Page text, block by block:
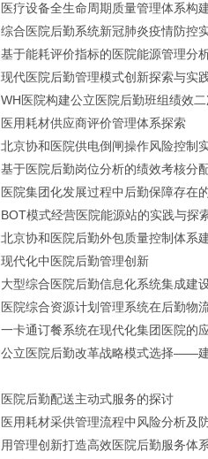
医疗设备全生命周期质量管理体系构
综合医院后勤系统新冠肺炎疫情防控
基于能耗评价指标的医院能源管理分
现代医院后勤管理模式创新探索与实
WH医院构建公立医院后勤班组绩效
医用耗材供应商评价管理体系探索
北京协和医院供电倒闸操作风险控制
基于医院后勤岗位分析的绩效考核分
医院集团化发展过程中后勤保障存在
BOT模式经营医院能源站的实践与探
北京协和医院后勤外包质量控制体系
现代化中医院后勤管理创新
大型综合医院后勤信息化系统集成建
医院综合资源计划管理系统在后勤物
一卡通订餐系统在现代化集团医院的
公立医院后勤改革战略模式选择――
医院后勤配送主动式服务的探讨
医用耗材采供管理流程中风险分析及
用管理创新打造高效医院后勤服务体